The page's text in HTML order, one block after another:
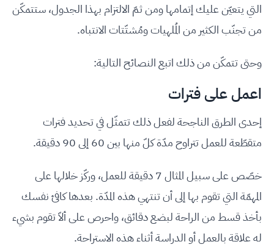
التي يتعيّن عليك إتمامها ومن ثمّ الالتزام بهذا الجدول، ستتمكّن
من تجنّب الكثير من المُلهيات ومُشتّتات الانتباه.
وحتى تتمكّن من ذلك اتبع النصائح التالية:
اعمل على فترات
إحدى الطرق الناجحة لفعل ذلك تتمثّل في تحديد فترات
متقطّعة للعمل تتراوح مدّة كلّ منها بين 60 إلى 90 دقيقة.
خصّص على سبيل المثال 7 دقيقة للعمل، وركّز خلالها على
المهمّة التي تقوم بها إلى أن تنتهي هذه المدّة. بعدها كافئ نفسك
بأخذ قسط من الراحة لبضع دقائق، واحرص على ألاّ تقوم بشيء
له علاقة بالعمل أو الدراسة أثناء هذه الاستراحة.